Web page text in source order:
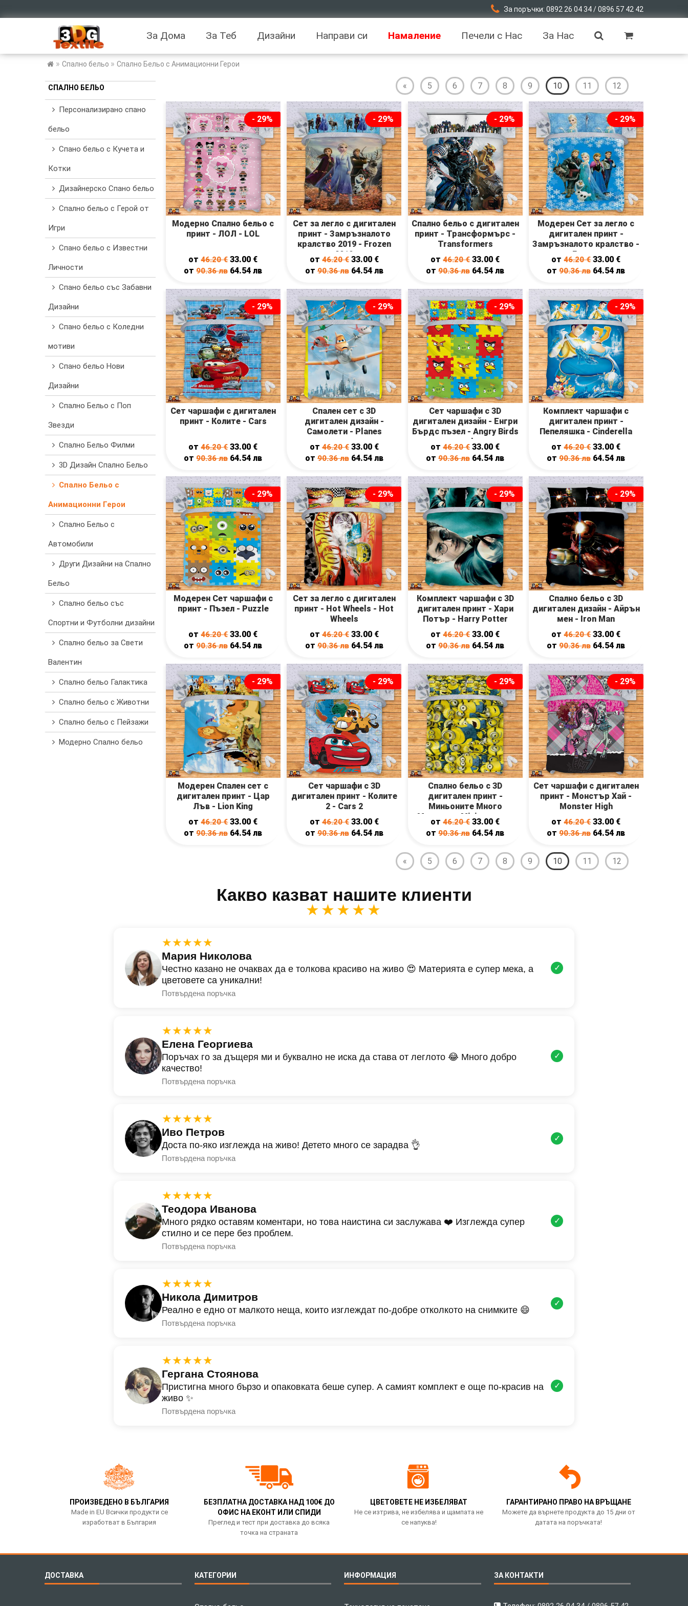
За поръчки: 0892 26 04 34 / 0896 57 42 42
За Дома За Теб Дизайни Направи си Намаление Печели с Нас За Нас
» Спално бельо » Спално Бельо с Анимационни Герои
СПАЛНО БЕЛЬО
Персонализирано спано
бельо
Спано бельо с Кучета и
Котки
Дизайнерско Спано бельо
Спално бельо с Герой от
Игри
Спано бельо с Известни
Личности
Спано бельо със Забавни
Дизайни
Спано бельо с Коледни
мотиви
Спано бельо Нови
Дизайни
Спално Бельо с Поп
Звезди
Спално Бельо Филми
3D Дизайн Спално Бельо
Спално Бельо с
Анимационни Герои
Спално Бельо с
Автомобили
Други Дизайни на Спално
Бельо
Спално бельо със
Спортни и Футболни дизайни
Спално бельо за Свети
Валентин
Спално бельо Галактика
Спално бельо с Животни
Спално бельо с Пейзажи
Модерно Спално бельо
« 5 6 7 8 9 10 11 12
- 29%
Модерно Спално бельо с
принт - ЛОЛ - LOL
от46.20€ 33.00 €
от90.36лв 64.54лв
- 29%
Сет за легло с дигитален
принт - Замръзналото
кралство 2019 - Frozen
2019
от46.20€ 33.00 €
от90.36лв 64.54 лв
- 29%
Спално бельо с дигитален
принт - Трансформърс -
Transformers
от46.20€ 33.00 €
от90.36лв 64.54лв
- 29%
Модерен Сет за легло с
дигитален принт -
Замръзналото кралство -
Frozen
от46.20€ 33.00 €
от90.36лв 64.54лв
- 29%
Сет чаршафи с дигитален
принт - Колите - Cars
от46.20€ 33.00 €
от90.36лв 64.54лв
- 29%
Спален сет с 3D
дигитален дизайн -
Самолети - Planes
от46.20€ 33.00 €
от90.36лв 64.54 лв
- 29%
Сет чаршафи с 3D
дигитален дизайн - Енгри
Бърдс пъзел - Angry Birds
puzzle
от46.20€ 33.00 €
от90.36лв 64.54лв
- 29%
Комплект чаршафи с
дигитален принт -
Пепеляшка - Cinderella
от46.20€ 33.00 €
от90.36лв 64.54лв
- 29%
Модерен Сет чаршафи с
принт - Пъзел - Puzzle
от46.20€ 33.00 €
от90.36лв 64.54лв
- 29%
Сет за легло с дигитален
принт - Hot Wheels - Hot
Wheels
от46.20€ 33.00 €
от90.36лв 64.54 лв
- 29%
Комплект чаршафи с 3D
дигитален принт - Хари
Потър - Harry Potter
от46.20€ 33.00 €
от90.36лв 64.54лв
- 29%
Спално бельо с 3D
дигитален дизайн - Айрън
мен - Iron Man
от46.20€ 33.00 €
от90.36лв 64.54лв
- 29%
Модерен Спален сет с
дигитален принт - Цар
Лъв - Lion King
от46.20€ 33.00 €
от90.36лв 64.54лв
- 29%
Сет чаршафи с 3D
дигитален принт - Колите
2 - Cars 2
от46.20€ 33.00 €
от90.36лв 64.54 лв
- 29%
Спално бельо с 3D
дигитален принт -
Миньоните Много
Миньони - Minions many
от46.20€ 33.00 €
от90.36лв 64.54лв
- 29%
Сет чаршафи с дигитален
принт - Монстър Хай -
Monster High
от46.20€ 33.00 €
от90.36лв 64.54лв
« 5 6 7 8 9 10 11 12
Какво казват нашите клиенти
★★★★★
★★★★★
Мария Николова
Честно казано не очаквах да е толкова красиво на живо 😍 Материята е супер мека, а
цветовете са уникални!
Потвърдена поръчка
✓
★★★★★
Елена Георгиева
Поръчах го за дъщеря ми и буквално не иска да става от леглото 😂 Много добро
качество!
Потвърдена поръчка
✓
★★★★★
Иво Петров
Доста по-яко изглежда на живо! Детето много се зарадва 👌
Потвърдена поръчка
✓
★★★★★
Теодора Иванова
Много рядко оставям коментари, но това наистина си заслужава ❤️ Изглежда супер
стилно и се пере без проблем.
Потвърдена поръчка
✓
★★★★★
Никола Димитров
Реално е едно от малкото неща, които изглеждат по-добре отколкото на снимките 😄
Потвърдена поръчка
✓
★★★★★
Гергана Стоянова
Пристигна много бързо и опаковката беше супер. А самият комплект е още по-красив на
живо ✨
Потвърдена поръчка
✓
ПРОИЗВЕДЕНО В БЪЛГАРИЯ
Made in EU Всички продукти се
изработват в България
БЕЗПЛАТНА ДОСТАВКА НАД 100€ ДО
ОФИС НА ЕКОНТ ИЛИ СПИДИ
Преглед и тест при доставка до всяка
точка на страната
ЦВЕТОВЕТЕ НЕ ИЗБЕЛЯВАТ
Не се изтрива, не избелява и щампата не
се напуква!
ГАРАНТИРАНО ПРАВО НА ВРЪЩАНЕ
Можете да върнете продукта до 15 дни от
датата на поръчката!
ДОСТАВКА КАТЕГОРИИ ИНФОРМАЦИЯ ЗА КОНТАКТИ